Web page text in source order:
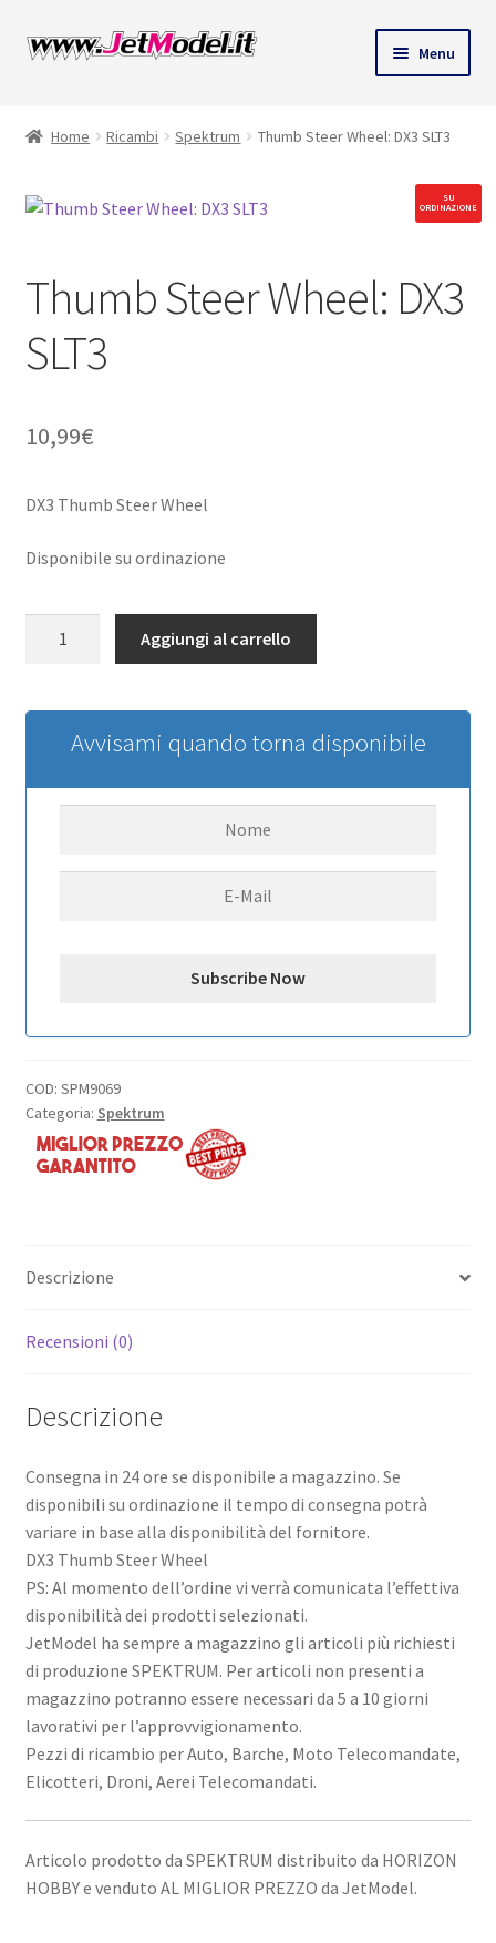
Vai
alla
Vai
Menu
Home Ricambi Spektrum Thumb Steer Wheel: DX3 SLT3
SU
ORDINAZIONE
Thumb Steer Wheel: DX3
SLT3
10,99€
DX3 Thumb Steer Wheel
Disponibile su ordinazione
DX3
Aggiungi al carrello
Avvisami quando torna disponibile
COD: SPM9069
Categoria: Spektrum
Descrizione
Recensioni (0)
Descrizione
Consegna in 24 ore se disponibile a magazzino. Se
disponibili su ordinazione il tempo di consegna potrà
variare in base alla disponibilità del fornitore.
DX3 Thumb Steer Wheel
PS: Al momento dell’ordine vi verrà comunicata l’effettiva
disponibilità dei prodotti selezionati.
JetModel ha sempre a magazzino gli articoli più richiesti
di produzione SPEKTRUM. Per articoli non presenti a
magazzino potranno essere necessari da 5 a 10 giorni
lavorativi per l’approvvigionamento.
Pezzi di ricambio per Auto, Barche, Moto Telecomandate,
Elicotteri, Droni, Aerei Telecomandati.
Articolo prodotto da SPEKTRUM distribuito da HORIZON
HOBBY e venduto AL MIGLIOR PREZZO da JetModel.